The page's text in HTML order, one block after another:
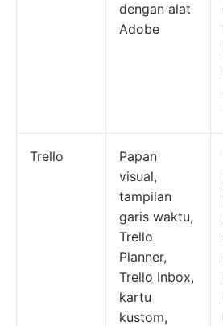
dengan alat
Adobe
Trello
Papan
visual,
tampilan
garis waktu,
Trello
Planner,
Trello Inbox,
kartu
kustom,